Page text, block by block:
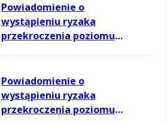
Powiadomienie o
wystąpieniu ryzaka
przekroczenia poziomu
Powiadomienie o
wystąpieniu ryzaka
przekroczenia poziomu